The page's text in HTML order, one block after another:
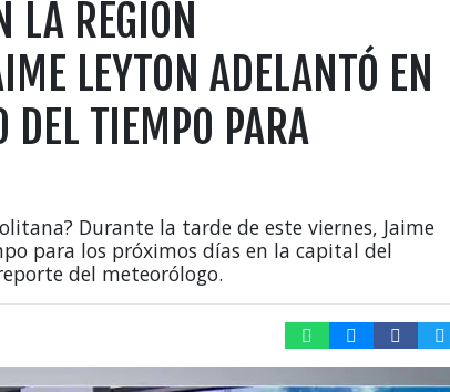
LA REGIÓN
LEYTON ADELANTÓ EN
DEL TIEMPO PARA
Durante la tarde de este viernes, Jaime
para los próximos días en la capital del
del meteorólogo.